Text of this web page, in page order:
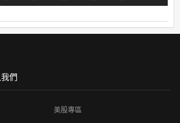
們
美股專區